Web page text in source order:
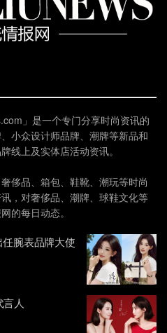
」是一个专门分享时尚资讯的
小众设计师品牌、潮牌等新品和
线上及实体店活动资讯。
侈品、箱包、鞋靴、潮玩等时尚
，对奢侈品、潮牌、球鞋文化等
的每日动态。
腕表品牌大使
人